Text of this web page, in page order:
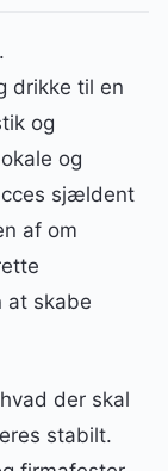
drikke til en
og
og
sjældent
af om
at skabe
der skal
stabilt.